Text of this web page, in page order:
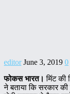
editor June 3, 2019 0
फोकस भारत।मिंट की
ने बताया कि सरकार